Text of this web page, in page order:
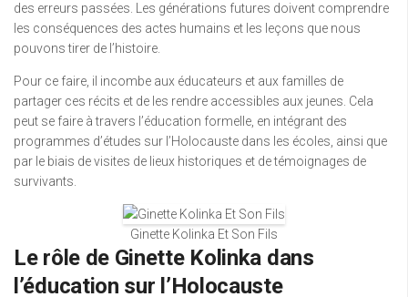
des erreurs passées. Les générations futures doivent comprendre
les conséquences des actes humains et les leçons que nous
pouvons tirer de l’histoire.
Pour ce faire, il incombe aux éducateurs et aux familles de
partager ces récits et de les rendre accessibles aux jeunes. Cela
peut se faire à travers l’éducation formelle, en intégrant des
programmes d’études sur l’Holocauste dans les écoles, ainsi que
par le biais de visites de lieux historiques et de témoignages de
survivants.
Ginette Kolinka Et Son Fils
Le rôle de Ginette Kolinka dans
l’éducation sur l’Holocauste